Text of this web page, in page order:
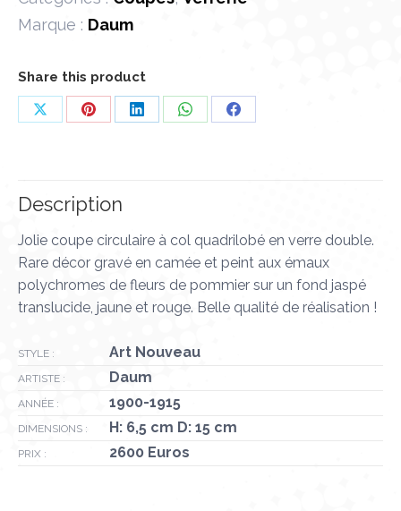
Marque : Daum
Share this product
PartagerPartagerPartagerPartagerPartager
Description
Jolie coupe circulaire à col quadrilobé en verre double.
Rare décor gravé en camée et peint aux émaux
polychromes de fleurs de pommier sur un fond jaspé
translucide, jaune et rouge. Belle qualité de réalisation !
STYLE : Art Nouveau
ARTISTE : Daum
ANNÉE : 1900-1915
DIMENSIONS : H: 6,5 cm D: 15 cm
PRIX : 2600 Euros